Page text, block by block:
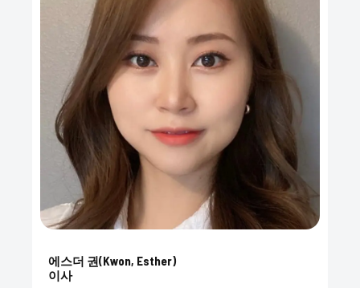
에스더 권(Kwon, Esther)
이사